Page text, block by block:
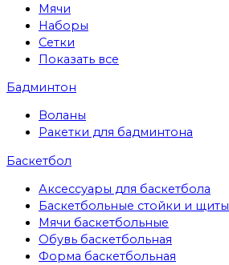
Мячи
Наборы
Сетки
Показать все
Бадминтон
Воланы
Ракетки для бадминтона
Баскетбол
Аксессуары для баскетбола
Баскетбольные стойки и щиты
Мячи баскетбольные
Обувь баскетбольная
Форма баскетбольная